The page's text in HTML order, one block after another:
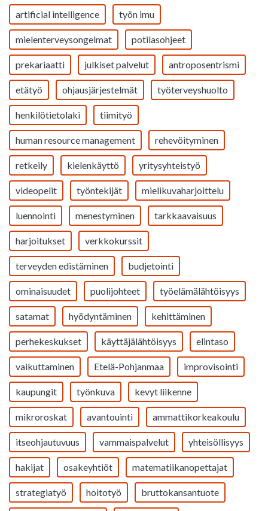
artificial intelligence työn imu
mielenterveysongelmat potilasohjeet
prekariaatti julkiset palvelut antroposentrismi
etätyö ohjausjärjestelmät työterveyshuolto
henkilötietolaki tiimityö
human resource management rehevöityminen
retkeily kielenkäyttö yritysyhteistyö
videopelit työntekijät mielikuvaharjoittelu
luennointi menestyminen tarkkaavaisuus
harjoitukset verkkokurssit
terveyden edistäminen budjetointi
ominaisuudet puolijohteet työelämälähtöisyys
satamat hyödyntäminen kehittäminen
perhekeskukset käyttäjälähtöisyys elintaso
vaikuttaminen Etelä-Pohjanmaa improvisointi
kaupungit työnkuva kevyt liikenne
mikroroskat avantouinti ammattikorkeakoulu
itseohjautuvuus vammaispalvelut yhteisöllisyys
hakijat osakeyhtiöt matematiikanopettajat
strategiatyö hoitotyö bruttokansantuote